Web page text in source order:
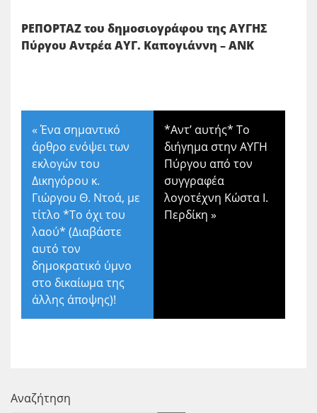
ΡΕΠΟΡΤΑΖ του δημοσιογράφου της ΑΥΓΗΣ
Πύργου Αντρέα ΑΥΓ. Καπογιάννη – ΑΝΚ
«Ένα σημαντικό
άρθρο ενόψει των
εκλογών του
Δικηγόρου κ.
Γιώργου Θ. Ντοά, με
τίτλο *Το όχι του
λαού* (Διαβάστε
αυτό τον
δημοκρατικό ύμνο
στο δικαίωμα της
άλλης άποψης)!
*Αντ’ αυτής* Το
διήγημα στην ΑΥΓΗ
Πύργου από τον
συγγραφέα
λογοτέχνη Κώστα Ι.
Περδίκη »
Αναζήτηση